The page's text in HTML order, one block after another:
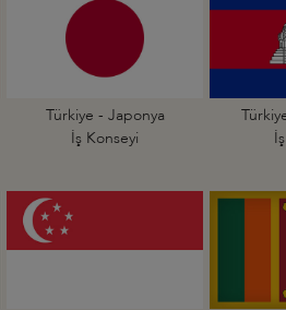
Türkiye - Japonya
İş Konseyi